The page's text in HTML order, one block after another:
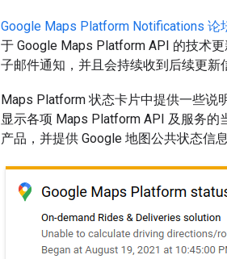
Google Maps Platform Notifications 论
于 Google Maps Platform API 的技术
子邮件通知，并且会持续收到后续更新
Maps Platform 状态卡片中提供一些说
显示各项 Maps Platform API 及服务
产品，并提供 Google 地图公共状态信